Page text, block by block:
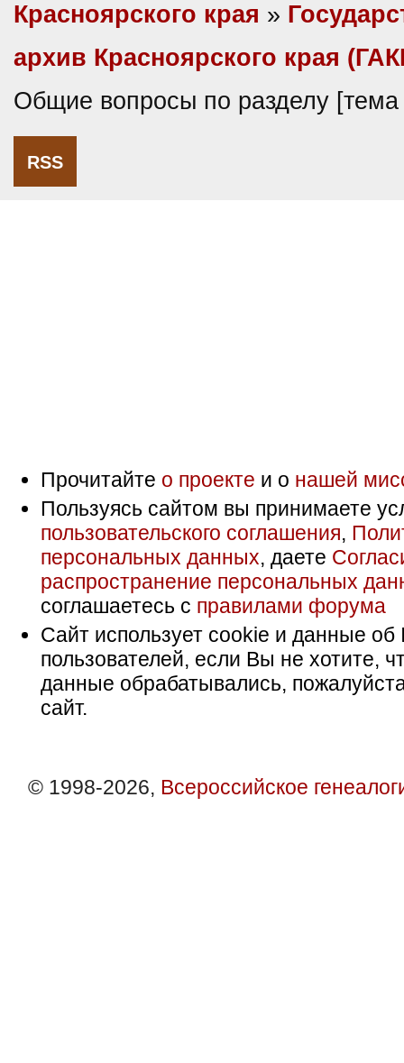
Красноярского края »
архив Красноярского края
Общие вопросы по разделу
RSS
Прочитайте о проекте и о нашей
Пользуясь сайтом вы принимаете
пользовательского соглашения,
персональных данных, даете
распространение персональных
соглашаетесь с правилами форума
Сайт использует cookie и данные об
пользователей, если Вы не хотите,
данные обрабатывались,
сайт.
© 1998-2026, Всероссийское